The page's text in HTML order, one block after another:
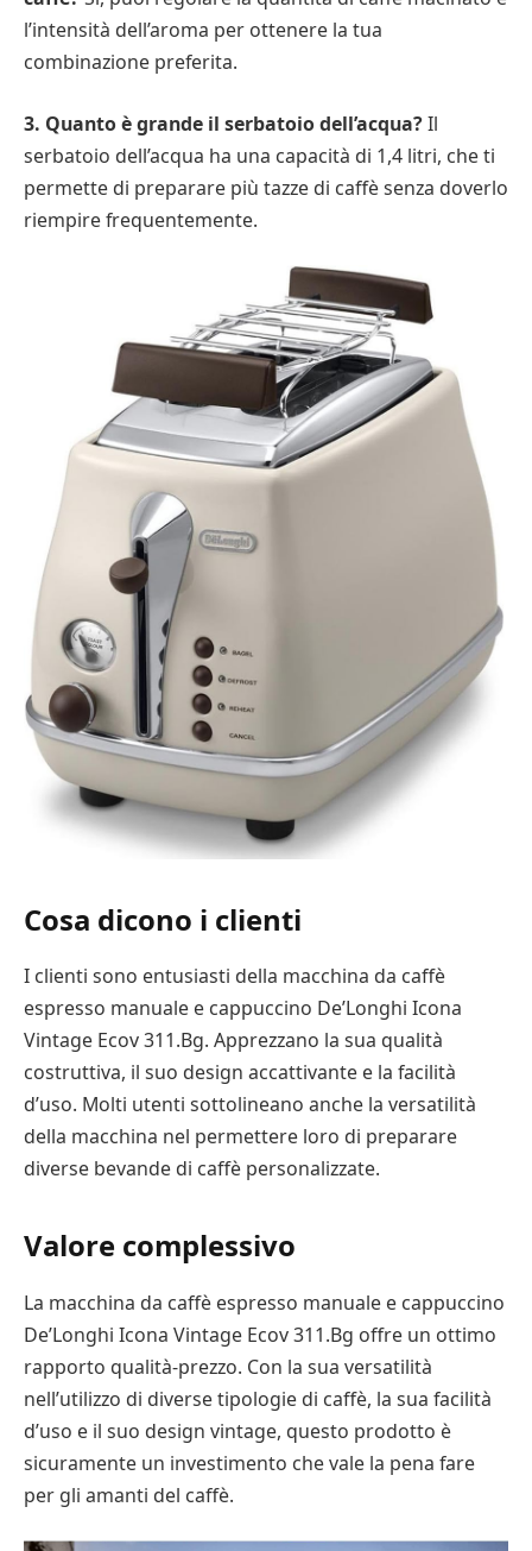
l’intensità dell’aroma per ottenere la tua
combinazione preferita.
3. Quanto è grande il serbatoio dell’acqua?Il
serbatoio dell’acqua ha una capacità di 1,4 litri, che ti
permette di preparare più tazze di caffè senza doverlo
riempire frequentemente.
Cosa dicono i clienti
I clienti sono entusiasti della macchina da caffè
espresso manuale e cappuccino De’Longhi Icona
Vintage Ecov 311.Bg. Apprezzano la sua qualità
costruttiva, il suo design accattivante e la facilità
d’uso. Molti utenti sottolineano anche la versatilità
della macchina nel permettere loro di preparare
diverse bevande di caffè personalizzate.
Valore complessivo
La macchina da caffè espresso manuale e cappuccino
De’Longhi Icona Vintage Ecov 311.Bg offre un ottimo
rapporto qualità-prezzo. Con la sua versatilità
nell’utilizzo di diverse tipologie di caffè, la sua facilità
d’uso e il suo design vintage, questo prodotto è
sicuramente un investimento che vale la pena fare
per gli amanti del caffè.